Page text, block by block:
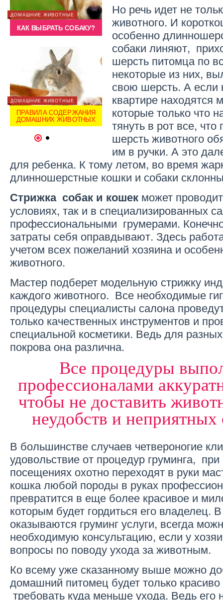
ДОМАШНИЕ ЖИВОТНЫЕ
КАК ВЫБРАТЬ СОБАКУ?
ДОМАШНИЕ ЖИВОТНЫЕ
ПРАВИЛА СОДЕРЖАНИЯ
ДОМАШНИХ ЖИВОТНЫХ
АЛЛЕРГИЯ НА ЖИВОТНЫХ –
СТРАТЕГИЯ ПОВЕДЕНИЯ
ИНТЕРЕСНОЕ
ЗНАКИ ЗОДИАКА ПО ГОДАМ!
КАК
Но речь идет не
животного. И
особенно
собаки линяют,
шерсть питомца по
некоторые из них,
свою шерсть. А если
квартире находятся
которые только что
тянуть в рот все,
шерсть животного
им в ручки. А это
для ребенка. К тому летом, во время
длинношерстные кошки и собаки
Стрижка собак и кошек может
условиях, так и в специализированных
профессиональными грумерами.
затраты себя оправдывают. Здесь
учетом всех пожеланий хозяина и
животного.
Мастер подберет модельную стрижку
каждого животного. Все необходимые
процедуры специалисты салона
только качественных инструментов и
специальной косметики. Ведь для
покрова она различна.
Все процедуры
профессионалами
чтобы не доставить
неудобств и
В большинстве случаев четвероногие
удовольствие от процедур груминга,
посещениях охотно переходят в руки
кошка любой породы в руках
превратится в еще более красивое и
которым будет гордиться его владелец.
оказываются груминг услуги, всегда
необходимую консультацию, если у
вопросы по поводу ухода за животным.
Ко всему уже сказанному выше можно
домашний питомец будет только
требовать куда меньше ухода. Ведь его